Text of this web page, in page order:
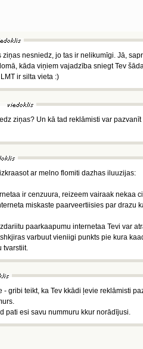
ziņas nesniedz, jo tas ir nelikumīgi. Jā,
kāda viņiem vajadzība sniegt Tev
ir silta vieta :)
ziņas? Un kā tad reklāmisti var
ar melno flomiti dazhas iluuzijas:
ir cenzuura, reizeem vairaak nekaa
miskaste paarveertiisies par drazu
paarkaapumu internetaa Tevi var
varbuut vieniigi punkts pie kura
tvarstiit.
- gribi teikt, ka Tev kkādi ļevie reklāmisti
pati esi savu nummuru kkur norādījusi.